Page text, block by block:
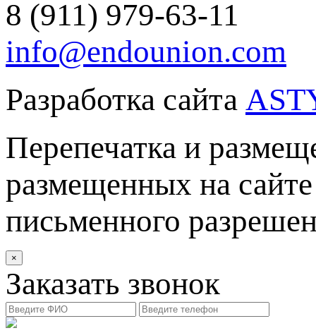
8 (911) 979-63-11
info@endounion.com
Разработка сайта
Перепечатка и
размещенных на
письменного
×
Заказать звонок